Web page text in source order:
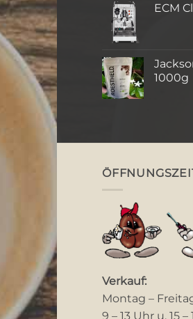
ECM
1000g
Verkauf:
Montag –
9 – 13 Uhr u. 15